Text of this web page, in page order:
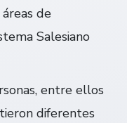
de
Salesiano
entre ellos
diferentes